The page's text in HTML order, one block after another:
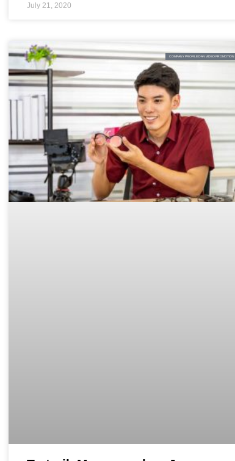
July 21, 2020
COMPANY PROFILE DAN VIDEO PROMOTION